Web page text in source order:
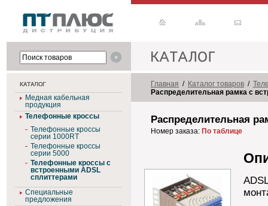
Медная кабельная
продукция
Телефонные кроссы
Телефонные кроссы
серии 1000RT
Телефонные кроссы
серии 5000
Телефонные кроссы с
встроенными ADSL
сплиттерами
Специальные
предложения
Главная / Каталог товаров /
Распределительная рамка с
Распределительная
Номер заказа: По таблице